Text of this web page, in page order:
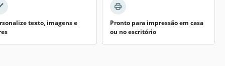
texto, imagens e
Pronto para impressão em casa
ou no escritório